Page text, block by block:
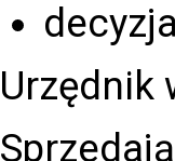
Urzędnik